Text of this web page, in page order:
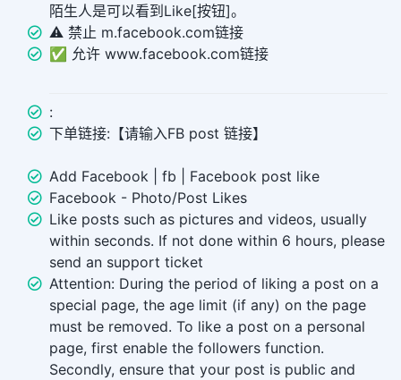
陌生人是可以看到Like[按钮]。
⚠️ 禁止 m.facebook.com链接
✅ 允许 www.facebook.com链接
:
下单链接:【请输入FB post 链接】
Add Facebook | fb | Facebook post like
Facebook - Photo/Post Likes
Like posts such as pictures and videos, usually
within seconds. If not done within 6 hours, please
send an support ticket
Attention: During the period of liking a post on a
special page, the age limit (if any) on the page
must be removed. To like a post on a personal
page, first enable the followers function.
Secondly, ensure that your post is public and